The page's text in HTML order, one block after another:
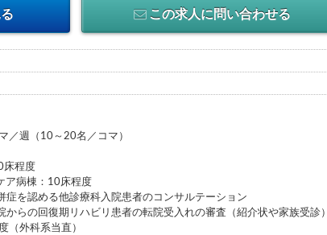
この求人に問い合わせる
／週（10～20名／コマ）
床程度
ア病棟：10床程度
を認める他診療科入院患者のコンサルテーション
らの回復期リハビリ患者の転院受入れの審査（紹介状や家族受診）
外科系当直）